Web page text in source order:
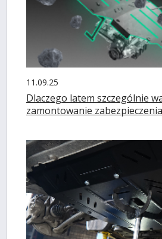
11.09.25
Dlaczego latem szczególnie
zamontowanie